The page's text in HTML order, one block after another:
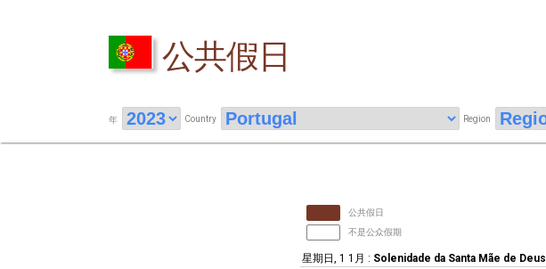
公共假日
年 Country Region
公共假日
不是公众假期
星期日, 1 1月 : Solenidade da Santa Mãe de Deus